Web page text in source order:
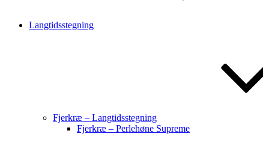
Langtidsstegning
Fjerkræ – Langtidsstegning
Fjerkræ – Perlehøne Supreme